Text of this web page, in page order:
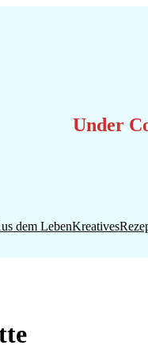
Under
dem LebenKreatives